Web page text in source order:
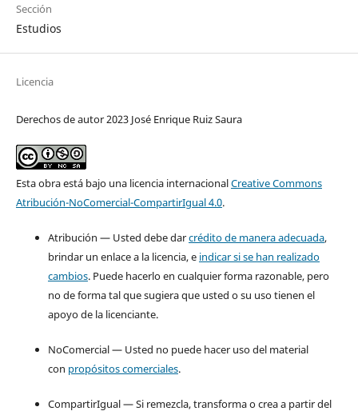
Sección
Estudios
Licencia
Derechos de autor 2023 José Enrique Ruiz Saura
Esta obra está bajo una licencia internacionalCreative Commons
Atribución-NoComercial-CompartirIgual 4.0.
Atribución — Usted debe darcrédito de manera adecuada,
brindar un enlace a la licencia, e indicar si se han realizado
cambios. Puede hacerlo en cualquier forma razonable, pero
no de forma tal que sugiera que usted o su uso tienen el
apoyo de la licenciante.
NoComercial — Usted no puede hacer uso del material
con propósitos comerciales.
CompartirIgual — Si remezcla, transforma o crea a partir del